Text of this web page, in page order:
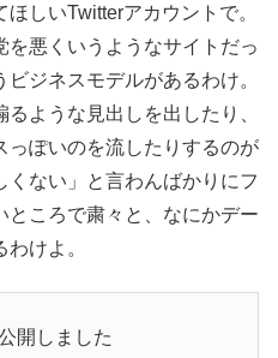
ほしいTwitterアカウントで。
悪くいうようなサイトだっ
ジネスモデルがあるわけ。
ような見出しを出したり、
っぽいのを流したりするのが
ない」と言わんばかりにフ
ところで粛々と、なにかデー
けよ。
開しました